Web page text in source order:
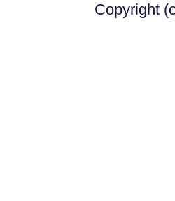
Copyright